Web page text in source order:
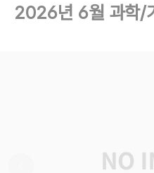
2026년 6월 과학/